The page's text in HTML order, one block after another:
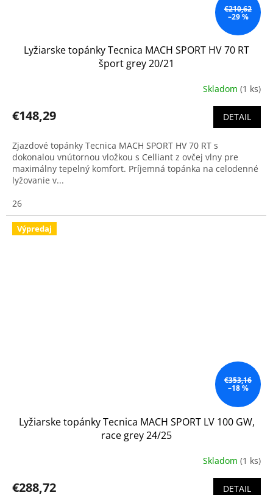
€210,62
–29 %
Lyžiarske topánky Tecnica MACH SPORT HV 70 RT
šport grey 20/21
Skladom (1 ks)
€148,29 DETAIL
Zjazdové topánky Tecnica MACH SPORT HV 70 RT s
dokonalou vnútornou vložkou s Celliant z ovčej vlny pre
maximálny tepelný komfort. Príjemná topánka na celodenné
lyžovanie v...
26
Výpredaj
€353,16
–18 %
Lyžiarske topánky Tecnica MACH SPORT LV 100 GW,
race grey 24/25
Skladom (1 ks)
€288,72 DETAIL